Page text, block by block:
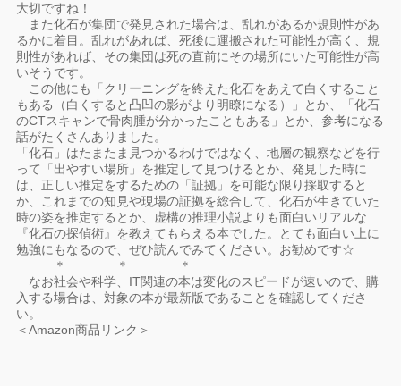
大切ですね！
また化石が集団で発見された場合は、乱れがあるか規則性があ
るかに着目。乱れがあれば、死後に運搬された可能性が高く、規
則性があれば、その集団は死の直前にその場所にいた可能性が高
いそうです。
この他にも「クリーニングを終えた化石をあえて白くすること
もある（白くすると凸凹の影がより明瞭になる）」とか、「化石
のCTスキャンで骨肉腫が分かったこともある」とか、参考になる
話がたくさんありました。
「化石」はたまたま見つかるわけではなく、地層の観察などを行
って「出やすい場所」を推定して見つけるとか、発見した時に
は、正しい推定をするための「証拠」を可能な限り採取すると
か、これまでの知見や現場の証拠を総合して、化石が生きていた
時の姿を推定するとか、虚構の推理小説よりも面白いリアルな
『化石の探偵術』を教えてもらえる本でした。とても面白い上に
勉強にもなるので、ぜひ読んでみてください。お勧めです☆
＊ ＊ ＊
なお社会や科学、IT関連の本は変化のスピードが速いので、購
入する場合は、対象の本が最新版であることを確認してくださ
い。
＜Amazon商品リンク＞